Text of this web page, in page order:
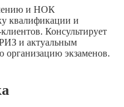
и НОК
квалификации и
Консультирует
и актуальным
организацию экзаменов.